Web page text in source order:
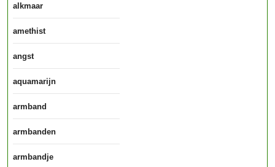
alkmaar
amethist
angst
aquamarijn
armband
armbanden
armbandje